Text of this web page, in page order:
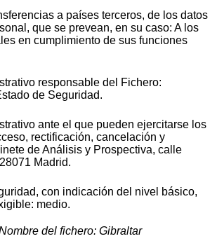
a países terceros, de los datos
que se prevean, en su caso: A los
en cumplimiento de sus funciones
responsable del Fichero:
de Seguridad.
ante el que pueden ejercitarse los
rectificación, cancelación y
de Análisis y Prospectiva, calle
Madrid.
con indicación del nivel básico,
medio.
del fichero: Gibraltar